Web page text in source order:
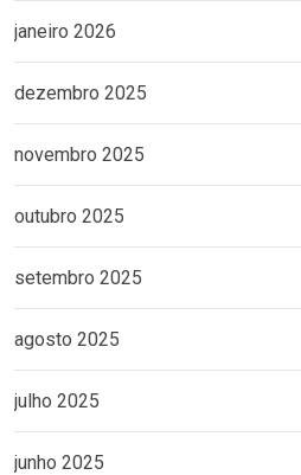
janeiro 2026
dezembro 2025
novembro 2025
outubro 2025
setembro 2025
agosto 2025
julho 2025
junho 2025